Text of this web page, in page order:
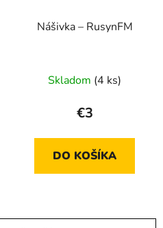
Nášivka – RusynFM
Skladom (4 ks)
€3
DO KOŠÍKA